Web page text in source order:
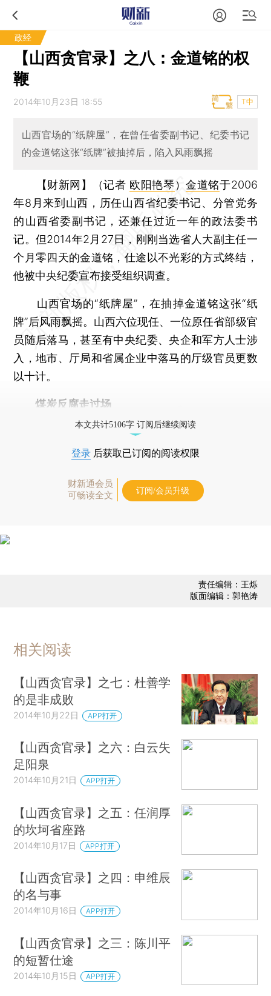
政经
【山西贪官录】之八：金道铭的权
鞭
2014年10月23日 18:55 T中
山西官场的“纸牌屋”，在曾任省委副书记、纪委书记
的金道铭这张“纸牌”被抽掉后，陷入风雨飘摇
【财新网】（记者 欧阳艳琴）金道铭于2006
年8月来到山西，历任山西省纪委书记、分管党务
的山西省委副书记，还兼任过近一年的政法委书
记。但2014年2月27日，刚刚当选省人大副主任一
个月零四天的金道铭，仕途以不光彩的方式终结，
他被中央纪委宣布接受组织调查。
山西官场的“纸牌屋”，在抽掉金道铭这张“纸
牌”后风雨飘摇。山西六位现任、一位原任省部级官
员随后落马，甚至有中央纪委、央企和军方人士涉
入，地市、厅局和省属企业中落马的厅级官员更数
以十计。
煤炭反腐走过场
本文共计5106字 订阅后继续阅读
登录 后获取已订阅的阅读权限
财新通会员
可畅读全文
订阅/会员升级
责任编辑：王烁
版面编辑：郭艳涛
相关阅读
【山西贪官录】之七：杜善学
的是非成败
2014年10月22日 APP打开
【山西贪官录】之六：白云失
足阳泉
2014年10月21日 APP打开
【山西贪官录】之五：任润厚
的坎坷省座路
2014年10月17日 APP打开
【山西贪官录】之四：申维辰
的名与事
2014年10月16日 APP打开
【山西贪官录】之三：陈川平
的短暂仕途
2014年10月15日 APP打开